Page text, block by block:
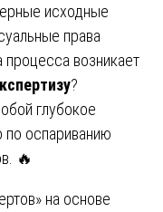
исходные
права
процесса возникает
?
глубокое
по оспариванию
🔥
на основе